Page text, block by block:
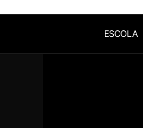
ESCOLA